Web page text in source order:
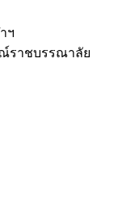
ฯ
ราชบรรณาลัย